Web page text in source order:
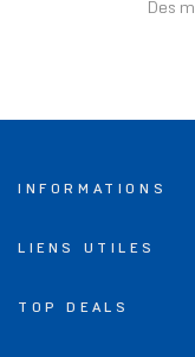
Des
INFORMATIONS
LIENS UTILES
TOP DEALS